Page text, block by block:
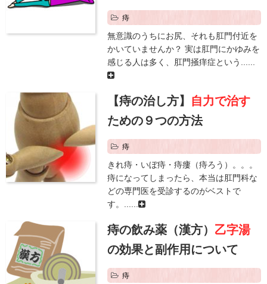
痔
無意識のうちにお尻、それも肛門付近を
かいていませんか？ 実は肛門にかゆみを
感じる人は多く、肛門掻痒症という......
【痔の治し方】 自力で治す
ための９つの方法
痔
きれ痔・いぼ痔・痔瘻（痔ろう）。。。
痔になってしまったら、本当は肛門科な
どの専門医を受診するのがベストで
す。......
痔の飲み薬（漢方） 乙字湯
の効果と副作用について
痔